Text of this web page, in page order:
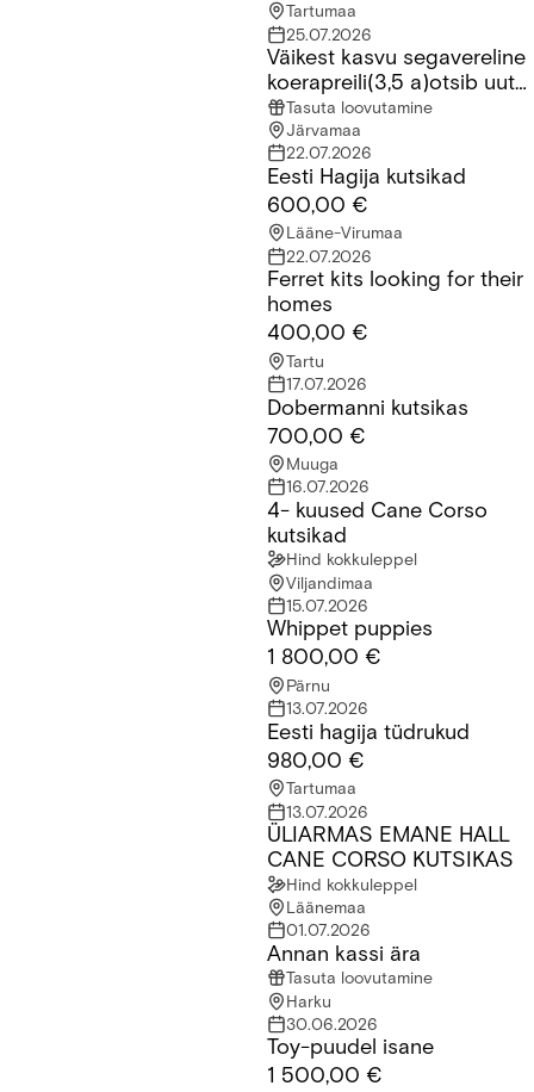
Tartumaa
25.07.2026
Väikest kasvu segavereline koerapreili(3,5 a)otsib uut kodu
Väikest kasvu segavereline
koerapreili(3,5 a)otsib uut
kodu
Tasuta loovutamine
Järvamaa
22.07.2026
Eesti Hagija kutsikad
600,00 €
Lääne-Virumaa
22.07.2026
Ferret kits looking for their homesFerret kits looking for their
homes
400,00 €
Tartu
17.07.2026
Dobermanni kutsikas
700,00 €
Muuga
16.07.2026
4- kuused Cane Corso kutsikad4- kuused Cane Corso
kutsikad
Hind kokkuleppel
Viljandimaa
15.07.2026
Whippet puppies
1 800,00 €
Pärnu
13.07.2026
Eesti hagija tüdrukud
980,00 €
Tartumaa
13.07.2026
ÜLIARMAS EMANE HALL CANE CORSO KUTSIKAS
ÜLIARMAS EMANE HALL
CANE CORSO KUTSIKAS
Hind kokkuleppel
Läänemaa
01.07.2026
Annan kassi ära
Tasuta loovutamine
Harku
30.06.2026
Toy-puudel isane
1 500,00 €